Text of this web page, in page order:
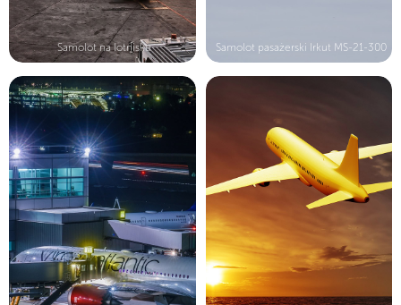
Samolot na lotnisku Samolot pasażerski Irkut MS-21-300